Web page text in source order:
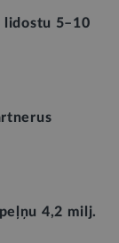
lidostu 5–10
4,2 milj.